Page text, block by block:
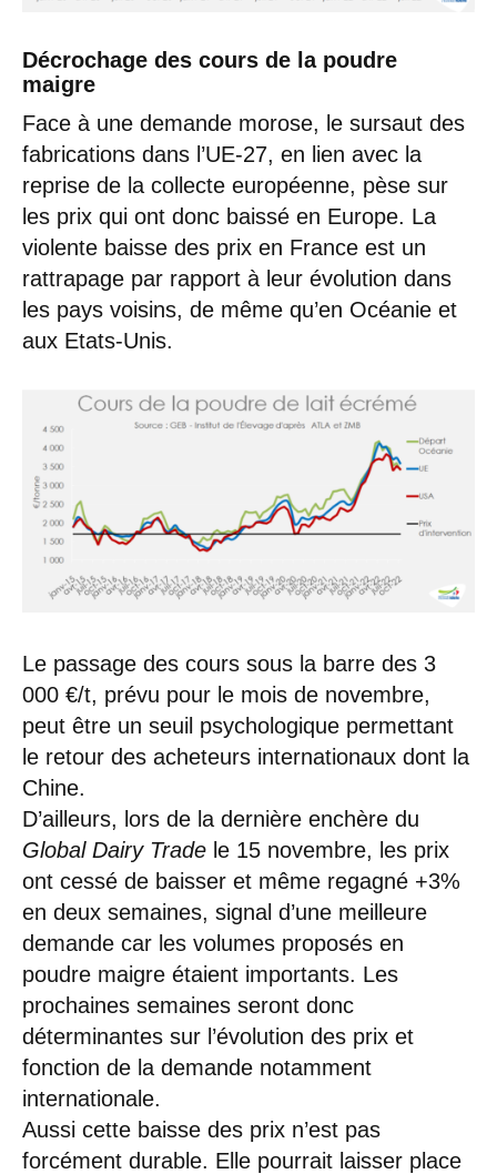
Décrochage des cours de la poudre
maigre
Face à une demande morose, le sursaut des
fabrications dans l’UE-27, en lien avec la
reprise de la collecte européenne, pèse sur
les prix qui ont donc baissé en Europe. La
violente baisse des prix en France est un
rattrapage par rapport à leur évolution dans
les pays voisins, de même qu’en Océanie et
aux Etats-Unis.
Le passage des cours sous la barre des 3
000 €/t, prévu pour le mois de novembre,
peut être un seuil psychologique permettant
le retour des acheteurs internationaux dont la
Chine.
D’ailleurs, lors de la dernière enchère du
Global Dairy Trade le 15 novembre, les prix
ont cessé de baisser et même regagné +3%
en deux semaines, signal d’une meilleure
demande car les volumes proposés en
poudre maigre étaient importants. Les
prochaines semaines seront donc
déterminantes sur l’évolution des prix et
fonction de la demande notamment
internationale.
Aussi cette baisse des prix n’est pas
forcément durable. Elle pourrait laisser place